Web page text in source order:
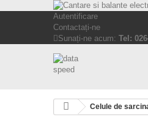
Autentificare
Contactați-ne
Sunați-ne acum: Tel:
Celule de